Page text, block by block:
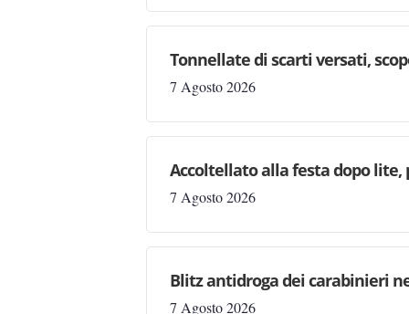
Tonnellate di scarti versati,
7 Agosto 2026
Accoltellato alla festa dopo lite,
7 Agosto 2026
Blitz antidroga dei carabinieri
7 Agosto 2026